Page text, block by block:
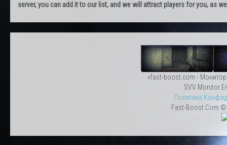
server, you can add it to our list, and we will attract players for you, as
«fast-boost.com -
SVV Monitor
Политика
Fast-Boost.Com